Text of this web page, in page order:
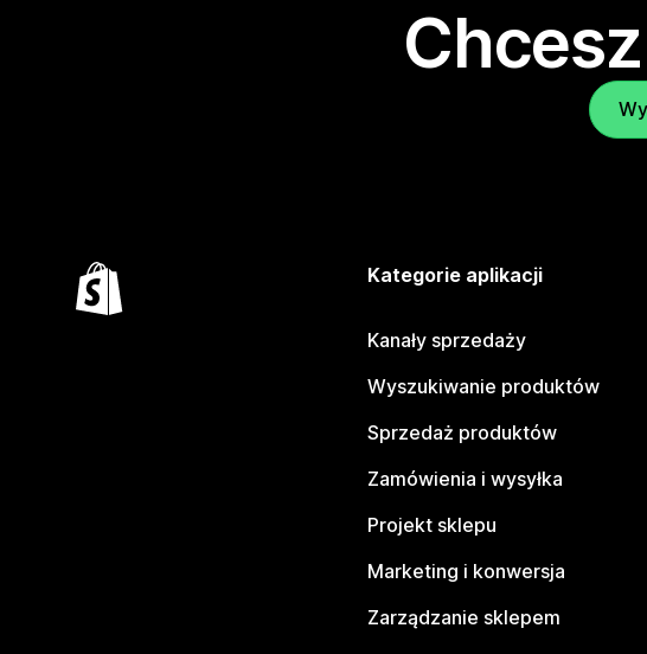
Kategorie aplikacji
Kanały sprzedaży
Wyszukiwanie produktów
Sprzedaż produktów
Zamówienia i wysyłka
Projekt sklepu
Marketing i konwersja
Zarządzanie sklepem